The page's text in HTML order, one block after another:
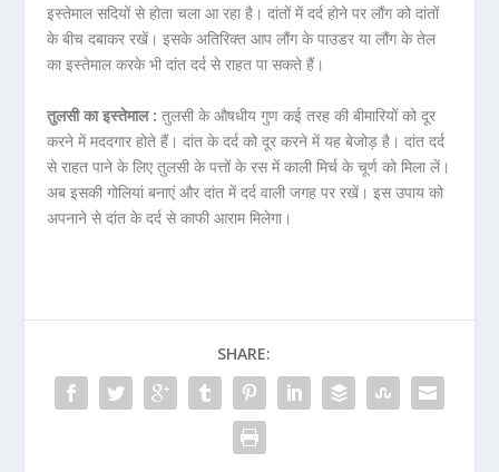
इस्तेमाल सदियों से होता चला आ रहा है। दांतों में दर्द होने पर लौंग को दांतों
के बीच दबाकर रखें। इसके अतिरिक्त आप लौंग के पाउडर या लौंग के तेल
का इस्तेमाल करके भी दांत दर्द से राहत पा सकते हैं।
तुलसी का इस्तेमाल : तुलसी के औषधीय गुण कई तरह की बीमारियों को दूर
करने में मददगार होते हैं। दांत के दर्द को दूर करने में यह बेजोड़ है। दांत दर्द
से राहत पाने के लिए तुलसी के पत्तों के रस में काली मिर्च के चूर्ण को मिला लें।
अब इसकी गोलियां बनाएं और दांत में दर्द वाली जगह पर रखें। इस उपाय को
अपनाने से दांत के दर्द से काफी आराम मिलेगा।
SHARE: